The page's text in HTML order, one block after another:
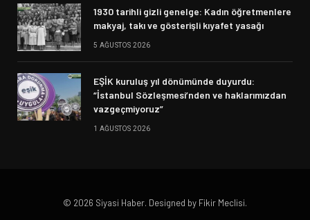
1930 tarihli gizli genelge: Kadın öğretmenlere
makyaj, takı ve gösterişli kıyafet yasağı
5 AĞUSTOS 2026
EŞİK kuruluş yıl dönümünde duyurdu:
“İstanbul Sözleşmesi’nden ve haklarımızdan
vazgeçmiyoruz”
1 AĞUSTOS 2026
© 2026 Siyasi Haber. Designed by Fikir Meclisi.